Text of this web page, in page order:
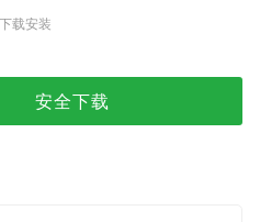
下载安装
安全下载